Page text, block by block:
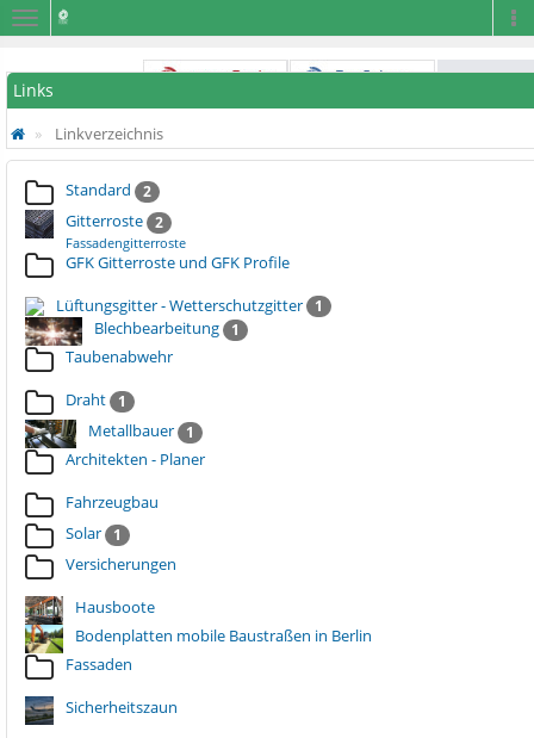
Navigation
Links
Linkverzeichnis
Standard 2
Gitterroste 2
Fassadengitterroste
GFK Gitterroste und GFK Profile
Lüftungsgitter - Wetterschutzgitter
1
Blechbearbeitung 1
Taubenabwehr
Draht
1
Metallbauer 1
Architekten - Planer
Fahrzeugbau
Solar
1
Versicherungen
Hausboote
Bodenplatten mobile Baustraßen in Berlin
Fassaden
Sicherheitszaun